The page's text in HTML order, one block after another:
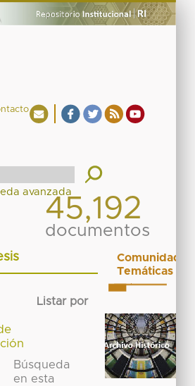
45,192
documentos
Listar por
Búsqueda
en esta
Comunidades
Temáticas